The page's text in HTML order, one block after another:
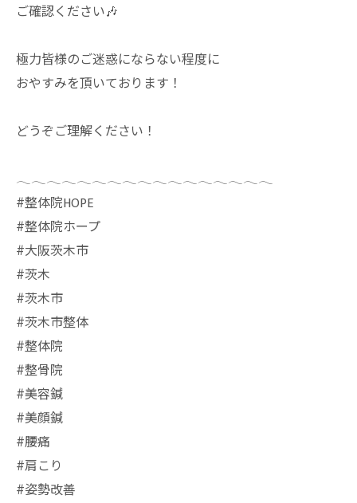
ご確認ください🎶
極力皆様のご迷惑にならない程度に
おやすみを頂いております！
どうぞご理解ください！
𓂃𓂃𓂃𓂃𓂃𓂃𓂃𓂃𓂃𓂃𓂃𓂃𓂃𓂃𓂃𓂃𓂃
⁡#整体院HOPE
#整体院ホープ
#大阪茨木市
#茨木
#茨木市
#茨木市整体
#整体院
#整骨院
#美容鍼
#美顔鍼
#腰痛
#肩こり
#姿勢改善